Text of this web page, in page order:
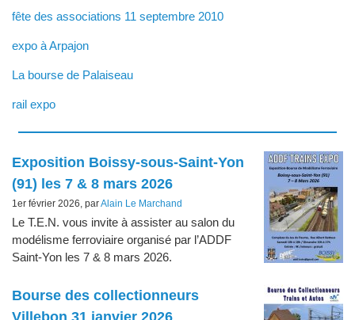
fête des associations 11 septembre 2010
expo à Arpajon
La bourse de Palaiseau
rail expo
Articles les plus récents
Exposition Boissy-sous-Saint-Yon
(91) les 7 & 8 mars 2026
1er février 2026, parAlain Le Marchand
Le T.E.N. vous invite à assister au salon du
modélisme ferroviaire organisé par l’ADDF
Saint-Yon les 7 & 8 mars 2026.
Bourse des collectionneurs
Villebon 31 janvier 2026